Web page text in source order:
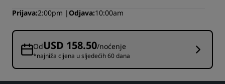
Prijava 2:00pm Odjava 10:00am
OdUSD 158.50/noćenje
*najniža cijena u sljedećih 60 dana